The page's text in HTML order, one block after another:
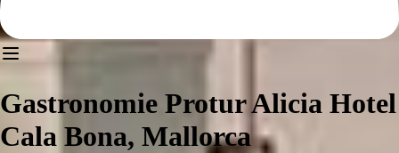
Gastronomie Protur Alicia Hotel
Cala Bona, Mallorca